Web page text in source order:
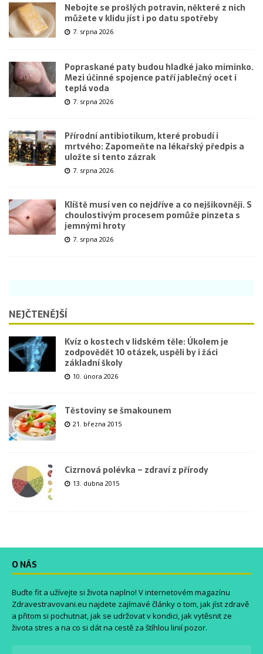
Nebojte se prošlých potravin, některé z nich
můžete v klidu jíst i po datu spotřeby
7. srpna 2026
Popraskané paty budou hladké jako miminko.
Mezi účinné spojence patří jablečný ocet i
teplá voda
7. srpna 2026
Přírodní antibiotikum, které probudí i
mrtvého: Zapomeňte na lékařský předpis a
uložte si tento zázrak
7. srpna 2026
Klíště musí ven co nejdříve a co nejšikovněji. S
choulostivým procesem pomůže pinzeta s
jemnými hroty
7. srpna 2026
NEJČTENĚJŠÍ
Kvíz o kostech v lidském těle: Úkolem je
zodpovědět 10 otázek, uspěli by i žáci
základní školy
10. února 2026
Těstoviny se šmakounem
21. března 2015
Cizrnová polévka – zdraví z přírody
13. dubna 2015
O NÁS
Buďte fit a užívejte si života naplno! V internetovém magazínu
Zdravestravovani.eu najdete zajímavé články o tom, jak jíst zdravě
a přitom si pochutnat, jak se udržovat v kondici, jak vytěsnit ze
života stres a na co si dát na cestě za štíhlou linií pozor.